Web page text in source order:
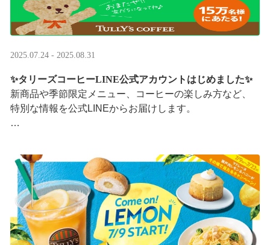
2025.07.24 - 2025.08.31
✨タリーズコーヒーLINE公式アカウントはじめました✨
新商品や季節限定メニュー、コーヒーの楽しみ方など、
特別な情報を公式LINEからお届けします。
···